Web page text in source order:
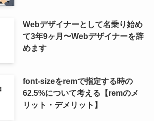
Webデザイナーとして名乗り始め
て3年9ヶ月〜Webデザイナーを辞
めます
font-sizeをremで指定する時の
62.5%について考える【remのメ
リット・デメリット】